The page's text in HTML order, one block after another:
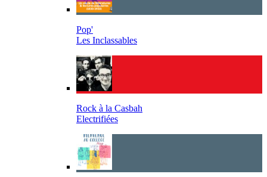
Pop'
Les Inclassables
Rock à la Casbah
Electrifiées